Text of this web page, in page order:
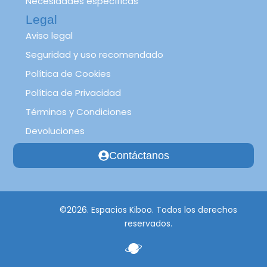
Legal
Aviso legal
Seguridad y uso recomendado
Política de Cookies
Política de Privacidad
Términos y Condiciones
Devoluciones
Contáctanos
©2026. Espacios Kiboo. Todos los derechos
reservados.